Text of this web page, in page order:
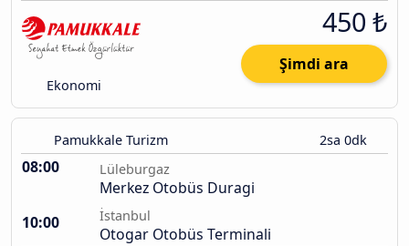
Ekonomi
450 ₺
Şimdi ara
Pamukkale Turizm 2sa 0dk
08:00 Lüleburgaz
Merkez Otobüs Duragi
10:00
İstanbul
Otogar Otobüs Terminali